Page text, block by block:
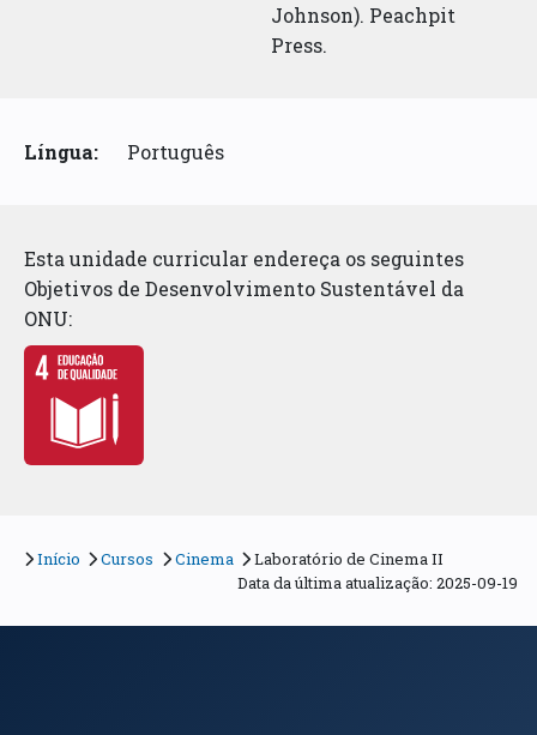
Johnson). Peachpit
Press.
Língua: Português
Esta unidade curricular endereça os seguintes
Objetivos de Desenvolvimento Sustentável da
ONU:
Início Cursos Cinema
Laboratório de Cinema II
Data da última atualização: 2025-09-19